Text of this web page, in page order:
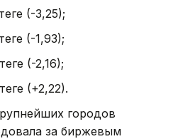
(-3,25);
(-1,93);
(-2,16);
(+2,22).
городов
за биржевым